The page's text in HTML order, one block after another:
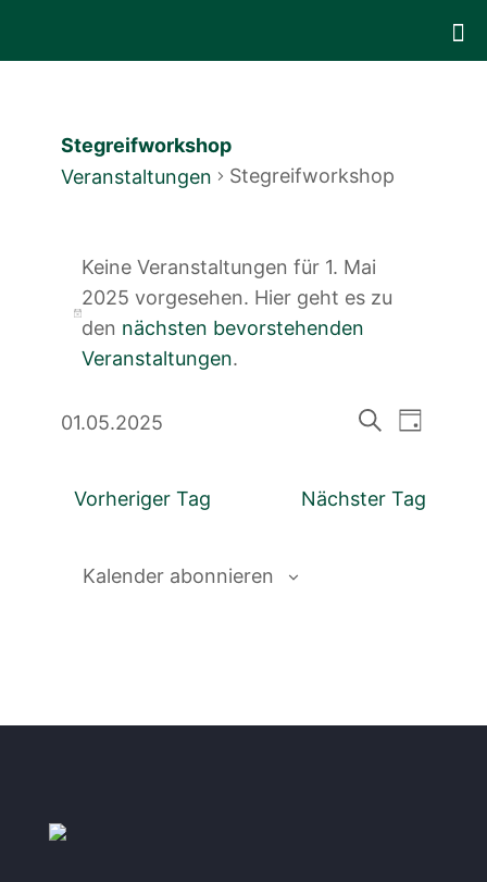
Stegreifworkshop
Veranstaltungen
Stegreifworkshop
für
1.
Mai
Hinweis
Keine Veranstaltungen für 1. Mai
2025 vorgesehen. Hier geht es zu
den nächsten bevorstehenden
Veranstaltungen.
und
Tag
01.05.2025
Vorheriger Tag
Nächster Tag
Kalender abonnieren